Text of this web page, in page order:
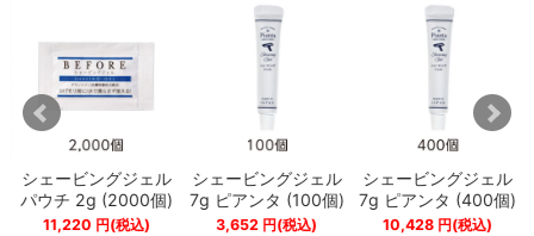
シェービングジェル
パウチ 2g (2000個)
11,220 円(税込)
シェービングジェル
7g ピアンタ (100個)
3,652 円(税込)
シェービングジェル
7g ピアンタ (400個)
10,428 円(税込)